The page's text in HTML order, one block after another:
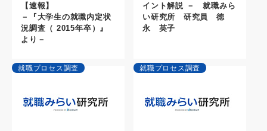
【速報】
－『大学生の就職内定状
況調査（ 2015年卒）』
より－
イント解説 － 就職みら
い研究所 研究員 徳
永 英子
就職プロセス調査 就職プロセス調査